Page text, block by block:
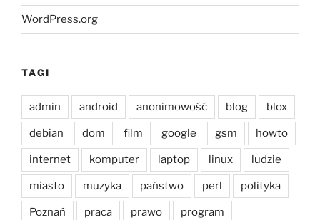
WordPress.org
TAGI
admin android anonimowość blog blox
debian dom film google gsm howto
internet komputer laptop linux ludzie
miasto muzyka państwo perl polityka
Poznań praca prawo program